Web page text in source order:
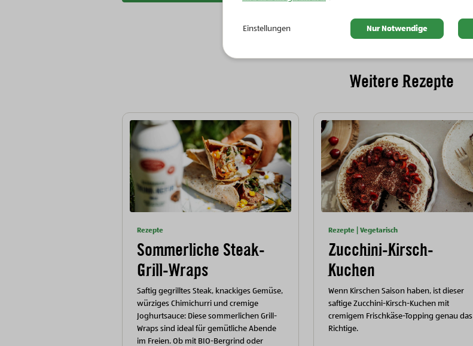
Weitere Rezepte
Rezepte
Sommerliche Steak-
Grill-Wraps
Saftig gegrilltes Steak, knackiges Gemüse,
würziges Chimichurri und cremige
Joghurtsauce: Diese sommerlichen Grill-
Wraps sind ideal für gemütliche Abende
im Freien. Ob mit BIO-Bergrind oder
Rezepte | Vegetarisch
Zucchini-Kirsch-
Kuchen
Wenn Kirschen Saison haben, ist dieser
saftige Zucchini-Kirsch-Kuchen mit
cremigem Frischkäse-Topping genau das
Richtige.
Einstellungen Nur Notwendige